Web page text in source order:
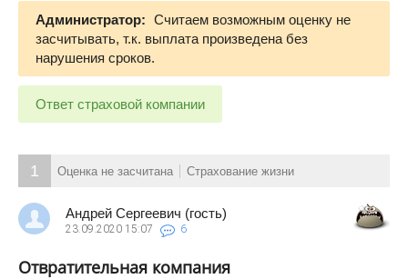
Администратор: Считаем возможным оценку не
засчитывать, т.к. выплата произведена без
нарушения сроков.
Ответ страховой компании
1 Оценка не засчитана Страхование жизни
Андрей Сергеевич (гость)
23.09.2020 15:07 6
Отвратительная компания